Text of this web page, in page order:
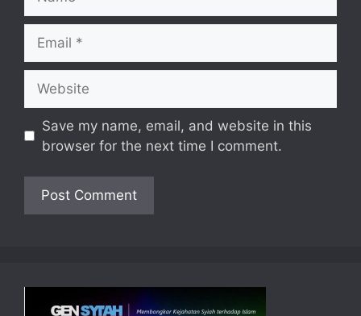
Save my name, email, and website in this
browser for the next time I comment.